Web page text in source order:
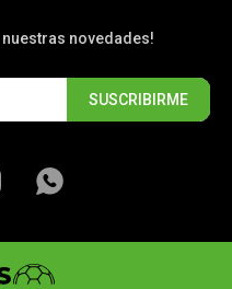
novedades!
SUSCRIBIRME
